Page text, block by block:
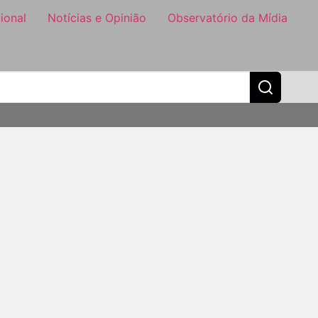
Notícias e Opinião Observatório da Mídia